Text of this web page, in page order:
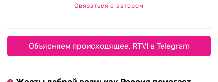
Связаться с автором
Объясняем происходящее. RTVI в Telegram